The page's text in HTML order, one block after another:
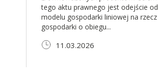
tego aktu prawnego jest odejście od
modelu gospodarki liniowej na rzecz
gospodarki o obiegu...
11.03.2026